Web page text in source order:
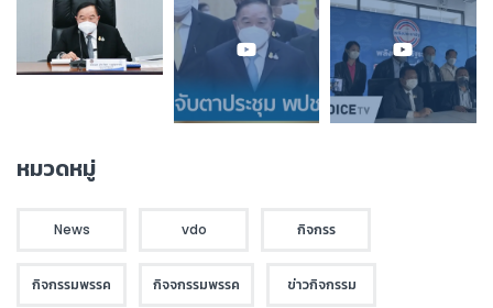
หมวดหมู่
News vdo กิจกรร
กิจกรรมพรรค กิจจกรรมพรรค ข่าวกิจกรรม